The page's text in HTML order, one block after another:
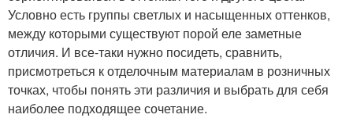
Условно есть группы светлых и насыщенных оттенков,
между которыми существуют порой еле заметные
отличия. И все-таки нужно посидеть, сравнить,
присмотреться к отделочным материалам в розничных
точках, чтобы понять эти различия и выбрать для себя
наиболее подходящее сочетание.